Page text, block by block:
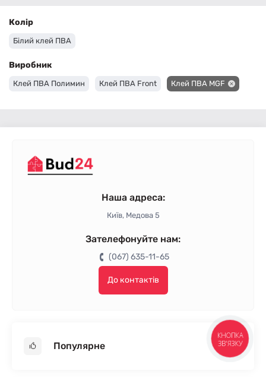
Колір
Білий клей ПВА
Виробник
Клей ПВА Полимин Клей ПВА Front Клей ПВА MGF
Наша адреса:
Київ, Медова 5
Зателефонуйте нам:
(067) 635-11-65
До контактів
Популярне
КНОПКА
ЗВ'ЯЗКУ